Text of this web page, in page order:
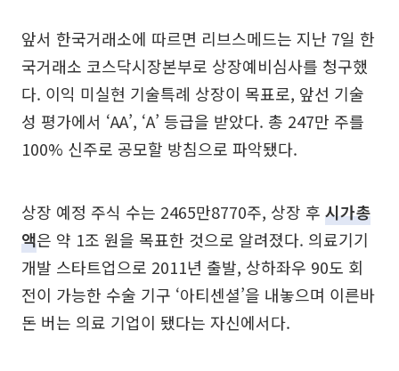
앞서 한국거래소에 따르면 리브스메드는 지난 7일 한
국거래소 코스닥시장본부로 상장예비심사를 청구했
다. 이익 미실현 기술특례 상장이 목표로, 앞선 기술
성 평가에서 ‘AA’, ‘A’ 등급을 받았다. 총 247만 주를
100% 신주로 공모할 방침으로 파악됐다.
상장 예정 주식 수는 2465만8770주, 상장 후 시가총
액은 약 1조 원을 목표한 것으로 알려졌다. 의료기기
개발 스타트업으로 2011년 출발, 상하좌우 90도 회
전이 가능한 수술 기구 ‘아티센셜’을 내놓으며 이른바
돈 버는 의료 기업이 됐다는 자신에서다.